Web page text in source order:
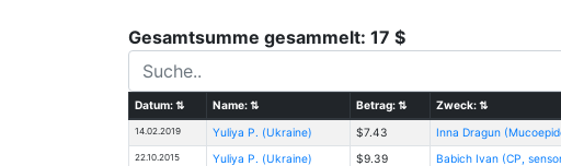
Gesamtsumme gesammelt: 17 $
Datum:⇅ Name:⇅ Betrag:⇅ Zweck:⇅
14.02.2019 Yuliya Р. (Ukraine) $7.43 Inna Dragun
22.10.2015 Yuliya Р. (Ukraine) $9.39 Babich Ivan (CP,